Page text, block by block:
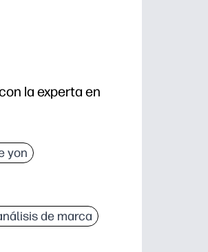
la experta en
yon
de marca